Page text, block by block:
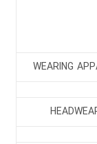
WEARING